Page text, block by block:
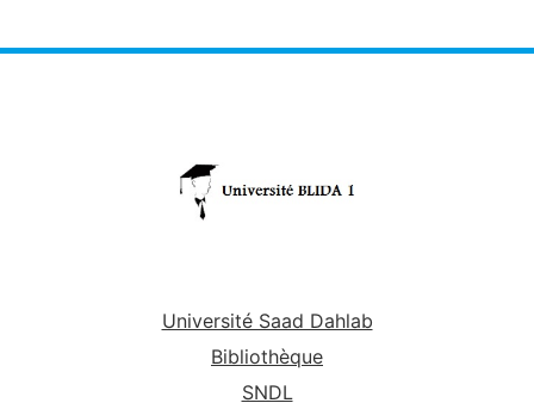
Université Saad Dahlab
Bibliothèque
SNDL